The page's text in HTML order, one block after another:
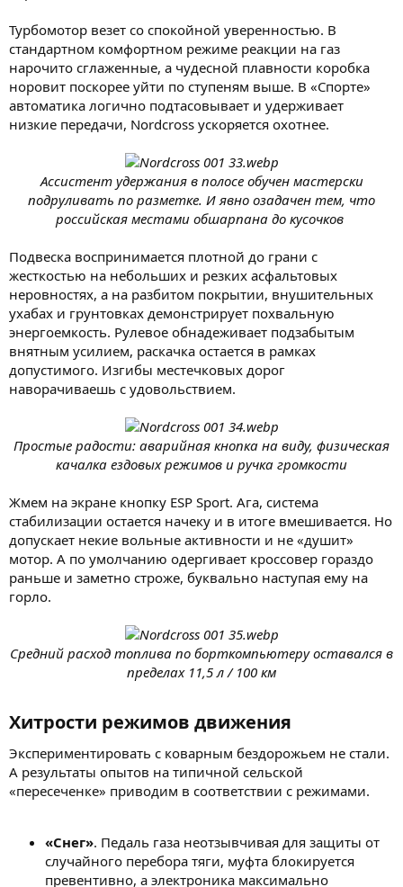
Турбомотор везет со спокойной уверенностью. В
стандартном комфортном режиме реакции на газ
нарочито сглаженные, а чудесной плавности коробка
норовит поскорее уйти по ступеням выше. В «Спорте»
автоматика логично подтасовывает и удерживает
низкие передачи, Nordcross ускоряется охотнее.
Ассистент удержания в полосе обучен мастерски
подруливать по разметке. И явно озадачен тем, что
российская местами обшарпана до кусочков
Подвеска воспринимается плотной до грани с
жесткостью на небольших и резких асфальтовых
неровностях, а на разбитом покрытии, внушительных
ухабах и грунтовках демонстрирует похвальную
энергоемкость. Рулевое обнадеживает подзабытым
внятным усилием, раскачка остается в рамках
допустимого. Изгибы местечковых дорог
наворачиваешь с удовольствием.
Простые радости: аварийная кнопка на виду, физическая
качалка ездовых режимов и ручка громкости
Жмем на экране кнопку ESP Sport. Ага, система
стабилизации остается начеку и в итоге вмешивается. Но
допускает некие вольные активности и не «душит»
мотор. А по умолчанию одергивает кроссовер гораздо
раньше и заметно строже, буквально наступая ему на
горло.
Средний расход топлива по борткомпьютеру оставался в
пределах 11,5 л / 100 км
Хитрости режимов движения​
Экспериментировать с коварным бездорожьем не стали.
А результаты опытов на типичной сельской
«пересеченке» приводим в соответствии с режимами.
«Снег». Педаль газа неотзывчивая для защиты от
случайного перебора тяги, муфта блокируется
превентивно, а электроника максимально